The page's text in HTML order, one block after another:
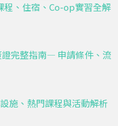
程、住宿、Co-op實習全解
證完整指南— 申請條件、流
施、熱門課程與活動解析